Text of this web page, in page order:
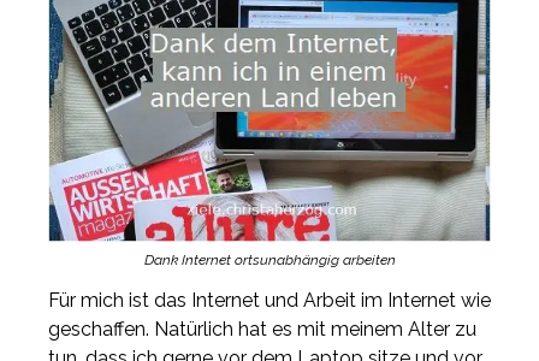
Dank Internet ortsunabhängig arbeiten
Für mich ist das Internet und Arbeit im Internet wie
geschaffen. Natürlich hat es mit meinem Alter zu